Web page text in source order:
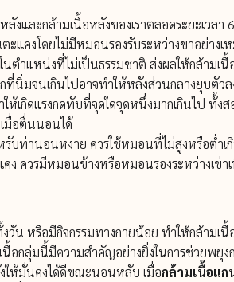
และกล้ามเนื้อหลังของเราตลอดระยะเวลา
คงโดยไม่มีหมอนรองรับระหว่างขาอย่างเ
ตำแหน่งที่ไม่เป็นธรรมชาติ ส่งผลให้กล้ามเ
นิ่มจนเกินไปอาจทำให้หลังส่วนกลางยุบตั
ห้เกิดแรงกดทับที่จุดใดจุดหนึ่งมากเกินไป ทั้ง
มื่อตื่นนอนได้
บท่านอนหงาย ควรใช้หมอนที่ไม่สูงหรือต่ำเ
ควรมีหมอนข้างหรือหมอนรองระหว่างเข่า
หรือมีกิจกรรมทางกายน้อย ทำให้กล้ามเนื้
อกลุ่มนี้มีความสำคัญอย่างยิ่งในการช่วยพยุ
ให้มั่นคงได้ดีขณะนอนหลับ เมื่อกล้ามเนื้อแก